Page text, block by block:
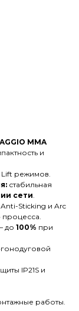
MMA
и
Lift режимов.
стабильная
сети
Sticking и Arc
до 100% при
IP21S и
работы.